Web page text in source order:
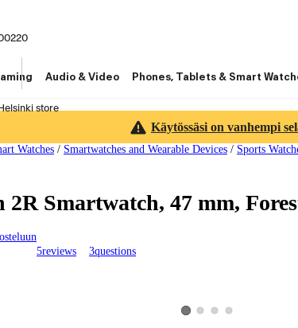
store
Audio & Video Phones, Tablets & Smart
Käytössäsi on vanhempi
Watches / Smartwatches and Wearable Devices / Sports
2R Smartwatch, 47 mm,
5reviews 3questions
View product image 1
View product image 2
View product image 3
View product image 4